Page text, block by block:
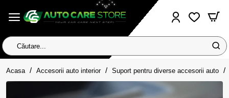
Căutare...
Acasa homeAccesorii auto interior Suport pentru diverse accesorii auto